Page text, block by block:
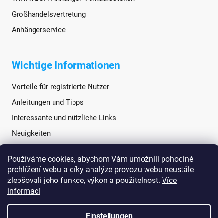
Používáme cookies, abychom Vám umožnili pohodlné
prohlížení webu a díky analýze provozu webu neustále
zlepšovali jeho funkce, výkon a použitelnost. Více
informací
Einstellungen
Großhandelsvertretung
Anhängerservice
Wichtige Informationen
Vorteile für registrierte Nutzer
Anleitungen und Tipps
Interessante und nützliche Links
Neuigkeiten
Soziale Netzwerke